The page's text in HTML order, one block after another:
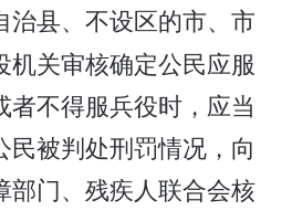
治县、不设区的市、市
机关审核确定公民应服
者不得服兵役时，应当
民被判处刑罚情况，向
部门、残疾人联合会核